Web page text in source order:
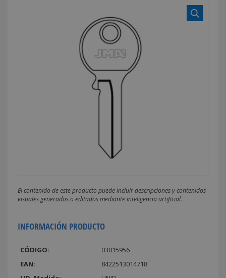
El contenido de este producto puede incluir descripciones y contenidos
visuales generados o editados mediante inteligencia artificial.
INFORMACIÓN PRODUCTO
CÓDIGO:
03015956
EAN:
8422513014718